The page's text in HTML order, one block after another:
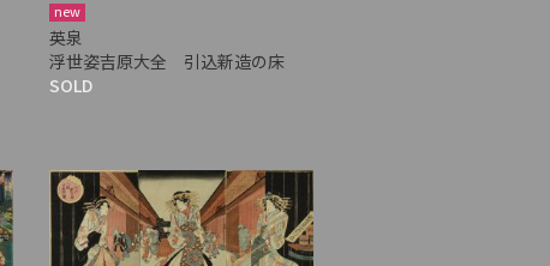
new
英泉
浮世姿吉原大全 引込新造の床
SOLD